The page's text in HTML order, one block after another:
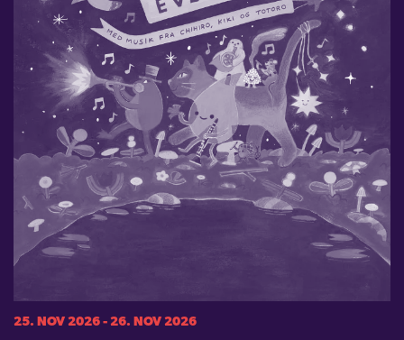
25. NOV 2026 - 26. NOV 2026